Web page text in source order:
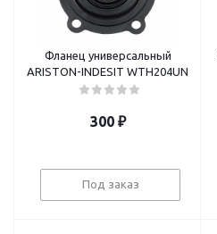
Фланец универсальный
ARISTON-INDESIT WTH204UN
300₽
Под заказ